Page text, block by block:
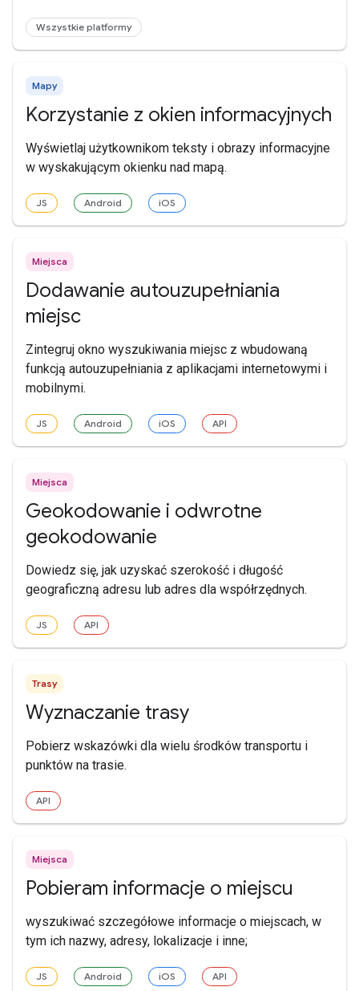
Wszystkie platformy
Mapy
Korzystanie z okien informacyjnych
Wyświetlaj użytkownikom teksty i obrazy informacyjne
w wyskakującym okienku nad mapą.
JS Android iOS
Miejsca
Dodawanie autouzupełniania
miejsc
Zintegruj okno wyszukiwania miejsc z wbudowaną
funkcją autouzupełniania z aplikacjami internetowymi i
mobilnymi.
JS Android iOS API
Miejsca
Geokodowanie i odwrotne
geokodowanie
Dowiedz się, jak uzyskać szerokość i długość
geograficzną adresu lub adres dla współrzędnych.
JS API
Trasy
Wyznaczanie trasy
Pobierz wskazówki dla wielu środków transportu i
punktów na trasie.
API
Miejsca
Pobieram informacje o miejscu
wyszukiwać szczegółowe informacje o miejscach, w
tym ich nazwy, adresy, lokalizacje i inne;
JS Android iOS API